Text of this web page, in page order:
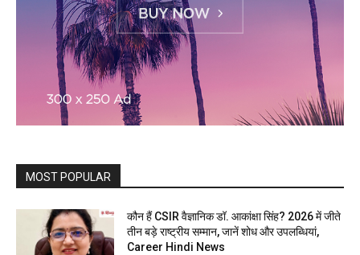
MOST POPULAR
कौन हैं CSIR वैज्ञानिक डॉ. आकांक्षा सिंह? 2026 में जीते
तीन बड़े राष्ट्रीय सम्मान, जानें शोध और उपलब्धियां,
Career Hindi News